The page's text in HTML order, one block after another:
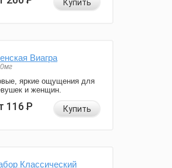
Купить
Виагра
яркие ощущения для
и женщин.
116Р Купить
Классический